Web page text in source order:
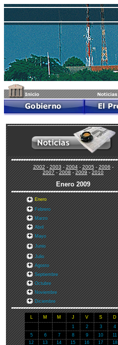
2002-2003-2004-2005-2006-
2007-2008-2009-2010
Enero2009
Enero
Febrero
Marzo
Abril
Mayo
Junio
Julio
Agosto
Septiembre
Octubre
Noviembre
Diciembre
L M M J V S
D
1
2 3
4
5
6 7 8 9 10
11
12
13 14 15 16 17
18